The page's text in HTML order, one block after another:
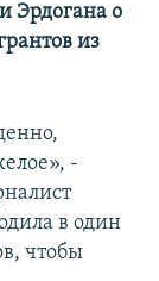
Эрдогана о
из
-
в один
чтобы